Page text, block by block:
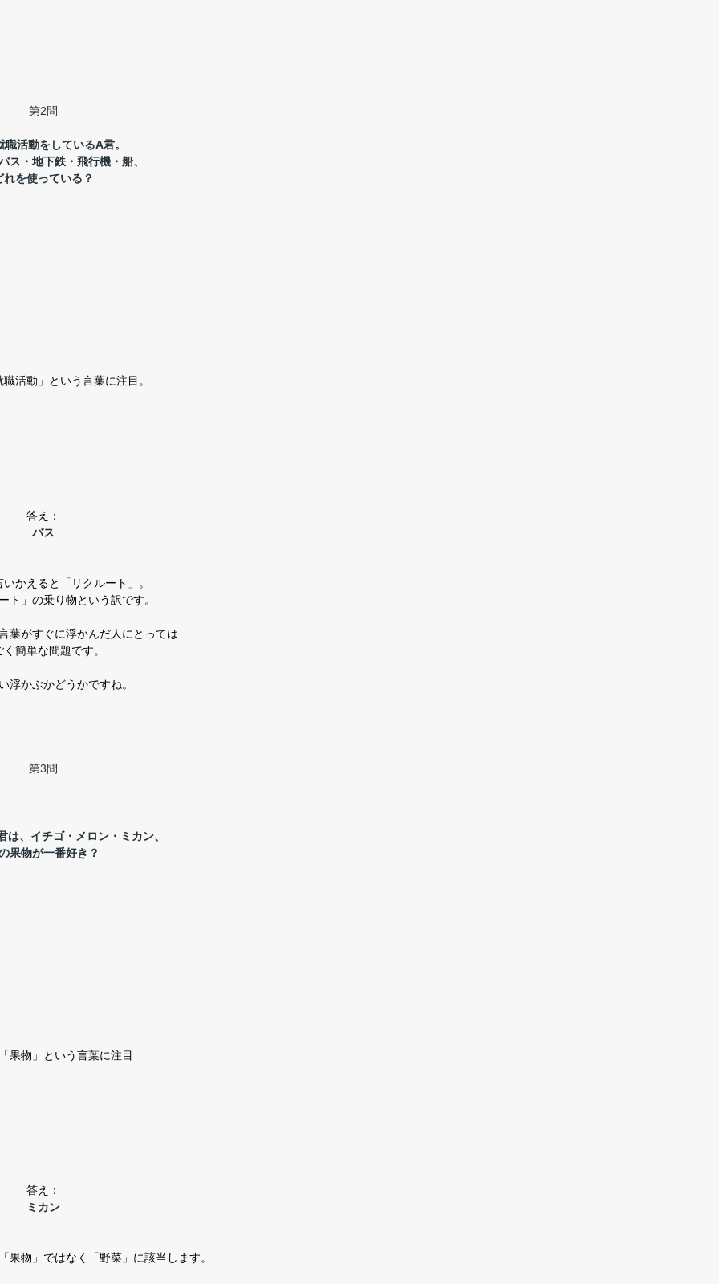
第2問
職活動をしているA君。
ス・地下鉄・飛行機・船、
れを使っている？
活動」という言葉に注目。
答え：
バス
かえると「リクルート」。
ト」の乗り物という訳です。
葉がすぐに浮かんだ人にとっては
く簡単な問題です。
浮かぶかどうかですね。
第3問
は、イチゴ・メロン・ミカン、
果物が一番好き？
果物」という言葉に注目
答え：
ミカン
果物」ではなく「野菜」に該当します。